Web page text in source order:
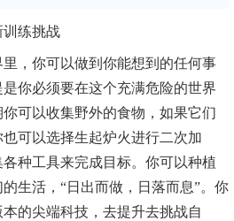
训练挑战
，你可以做到你能想到的任何事
你必须要在这个充满危险的世界
可以收集野外的食物，如果它们
可以选择生起炉火进行二次加
种工具来完成目标。你可以种植
生活，“日出而做，日落而息”。你
的尖端科技，去提升去挑战自